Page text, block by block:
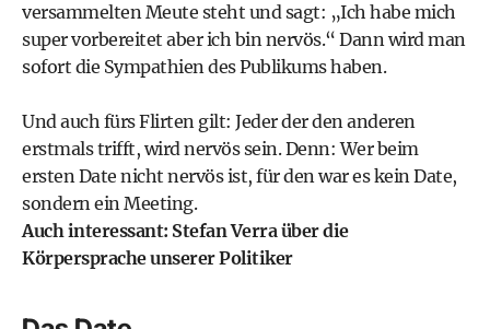
versammelten Meute steht und sagt: „Ich habe mich
super vorbereitet aber ich bin nervös.“ Dann wird man
sofort die Sympathien des Publikums haben.
Und auch fürs Flirten gilt: Jeder der den anderen
erstmals trifft, wird nervös sein. Denn: Wer beim
ersten Date nicht nervös ist, für den war es kein Date,
sondern ein Meeting.
Auch interessant: Stefan Verra über die
Körpersprache unserer Politiker